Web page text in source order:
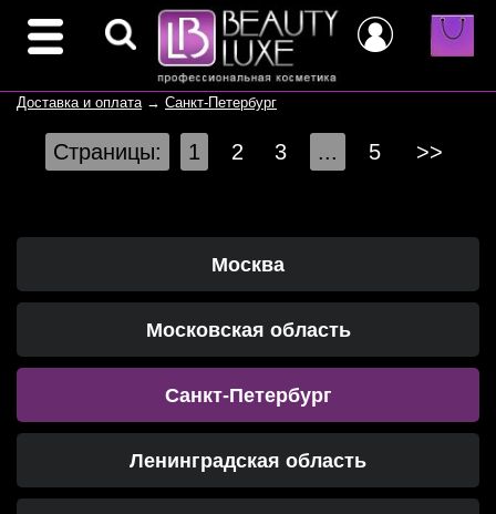
Доставка и оплата→ Санкт-Петербург
Страницы: 1 2 3 ... 5 >>
Москва
Московская область
Санкт-Петербург
Ленинградская область